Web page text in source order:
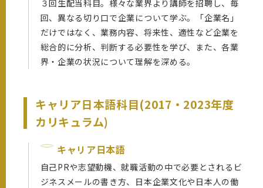
３回生配当科目。様々な業界より講師を招聘し、毎
回、異なる切り口で企業について学ぶ。「企業名」
だけではなく、業務内容、将来性、適性など企業を
総合的に分析、判断する必要性を学び、また、各業
界・企業の状況について理解を深める。
キャリア日本語科目(2017・2023年度
カリキュラム)
キャリア日本語
自己PRや志望動機、就職活動の中で必要とされるビ
ジネスメールの書き方、日本企業文化や日本人の働